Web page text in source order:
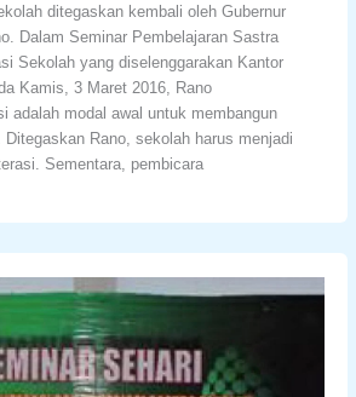
ditegaskan kembali oleh Gubernur
Dalam Seminar Pembelajaran Sastra
Sekolah yang diselenggarakan Kantor
Kamis, 3 Maret 2016, Rano
adalah modal awal untuk membangun
Rano, sekolah harus menjadi
Sementara, pembicara